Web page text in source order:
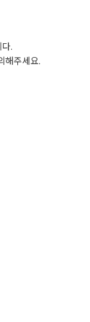
.
해주세요.